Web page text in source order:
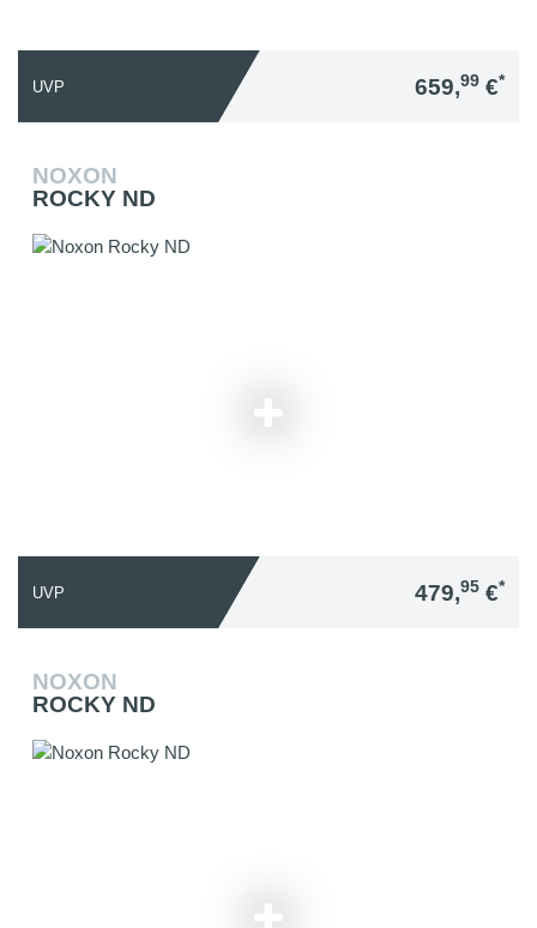
UVP 659,99 €*
NOXON
ROCKY ND
UVP 479,95 €*
NOXON
ROCKY ND